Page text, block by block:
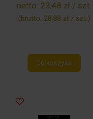
netto: 23,48 zł / szt.
(brutto: 28,88 zł / szt.)
Do koszyka